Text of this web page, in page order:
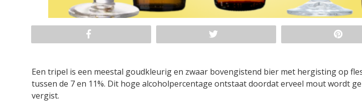
Een tripel is een meestal goudkleurig en zwaar bovengistend bier met hergisting op
tussen de 7 en 11%. Dit hoge alcoholpercentage ontstaat doordat erveel mout wordt
vergist.